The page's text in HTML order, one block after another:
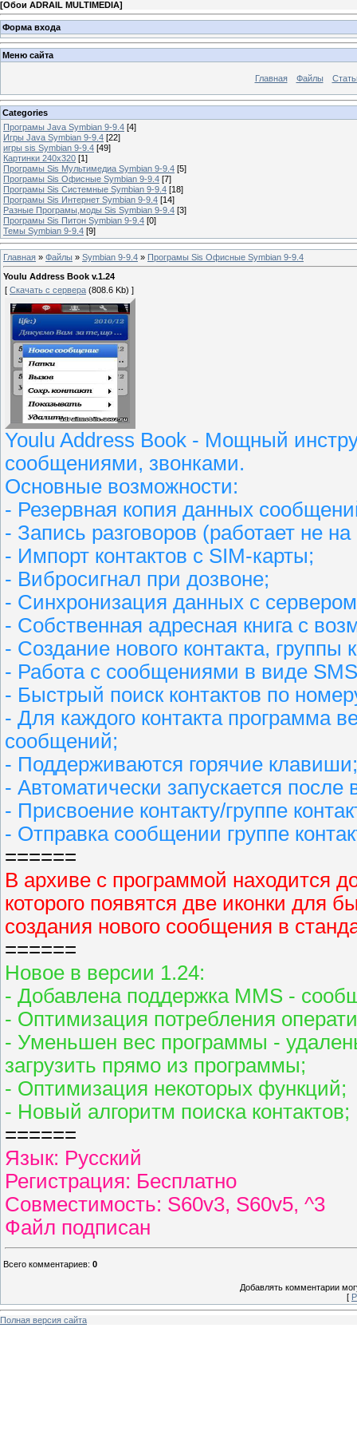
[Обои ADRAIL MULTIMEDIA]
Форма входа
Меню сайта
Главная Файлы
Categories
Програмы Java Symbian 9-9.4 [4]
Игры Java Symbian 9-9.4 [22]
игры sis Symbian 9-9.4 [49]
Картинки 240x320 [1]
Програмы Sis Мультимедиа Symbian 9-9.4 [5]
Програмы Sis Офисные Symbian 9-9.4 [7]
Програмы Sis Системные Symbian 9-9.4 [18]
Програмы Sis Интернет Symbian 9-9.4 [14]
Разные Програмы,моды Sis Symbian 9-9.4 [3]
Програмы Sis Питон Symbian 9-9.4 [0]
Темы Symbian 9-9.4 [9]
Главная » Файлы » Symbian 9-9.4 » Програмы Sis Офисные Symbian 9-9.4
Youlu Address Book v.1.24
[ Скачать с сервера (808.6 Kb) ]
Youlu Address Book - Мощный
сообщениями, звонками.
Основные возможности:
- Резервная копия данных
- Запись разговоров (работает не
- Импорт контактов с SIM-карты;
- Вибросигнал при дозвоне;
- Синхронизация данных с
- Собственная адресная книга с
- Создание нового контакта, группы
- Работа с сообщениями в виде
- Быстрый поиск контактов по
- Для каждого контакта программа
сообщений;
- Поддерживаются горячие клавиши;
- Автоматически запускается
- Присвоение контакту/группе
- Отправка сообщении группе
======
В архиве с программой находится
которого появятся две иконки для
создания нового сообщения в
======
Новое в версии 1.24:
- Добавлена поддержка MMS -
- Оптимизация потребления
- Уменьшен вес программы -
загрузить прямо из программы;
- Оптимизация некоторых функций;
- Новый алгоритм поиска контактов;
======
Язык: Русский
Регистрация: Бесплатно
Совместимость: S60v3, S60v5, ^3
Файл подписан
Всего комментариев: 0
Добавлять комментарии
[
Полная версия сайта